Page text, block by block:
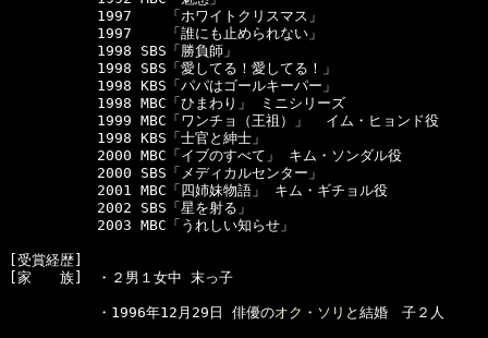
  　　　　　1997    「ホワイトクリスマス」
  　　　　　1997    「誰にも止められない」
  　　　　　1998 SBS「勝負師」
  　　　　　1998 SBS「愛してる！愛してる！」
  　　　　　1998 KBS「パパはゴールキーパー」
1998 MBC「ひまわり」 ミニシリーズ
  　　　　　1999 MBC「ワンチョ（王祖）」  イム・ヒョンド役
  　　　　　1998 KBS「士官と紳士」
  　　　　　2000 MBC「イブのすべて」 キム・ソンダル役
  　　　　　2000 SBS「メディカルセンター」
  　　　　　2001 MBC「四姉妹物語」 キム・ギチョル役
2002 SBS「星を射る」
  　　　　　2003 MBC「うれしい知らせ」
[受賞経歴]
[家　　族]　・２男１女中 末っ子
  　　　　　・1996年12月29日 俳優の
オク・ソリ と結婚　子２人